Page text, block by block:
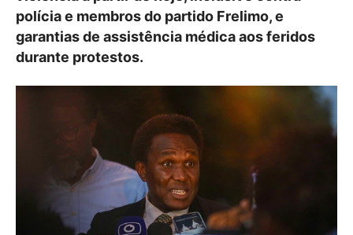
polícia e membros do partido Frelimo, e
garantias de assistência médica aos feridos
durante protestos.